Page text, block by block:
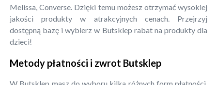
Melissa, Converse. Dzięki temu możesz otrzymać wysokiej
jakości produkty w atrakcyjnych cenach. Przejrzyj
dostępną bazę i wybierz w Butsklep rabat na produkty dla
dzieci!
Metody płatności i zwrot Butsklep